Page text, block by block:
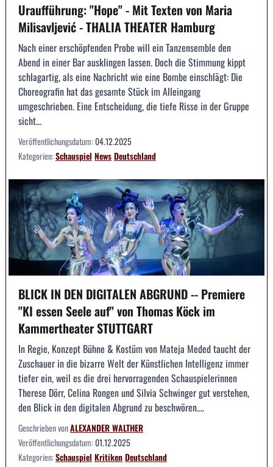
Uraufführung: "Hope" - Mit Texten von Maria
Milisavljević - THALIA THEATER Hamburg
Nach einer erschöpfenden Probe will ein Tanzensemble den
Abend in einer Bar ausklingen lassen. Doch die Stimmung kippt
schlagartig, als eine Nachricht wie eine Bombe einschlägt: Die
Choreografin hat das gesamte Stück im Alleingang
umgeschrieben. Eine Entscheidung, die tiefe Risse in der Gruppe
sicht...
Veröffentlichungsdatum:04.12.2025
Kategorien:Schauspiel NewsDeutschland
BLICK IN DEN DIGITALEN ABGRUND -- Premiere
"KI essen Seele auf" von Thomas Köck im
Kammertheater STUTTGART
In Regie, Konzept Bühne & Kostüm von Mateja Meded taucht der
Zuschauer in die bizarre Welt der Künstlichen Intelligenz immer
tiefer ein, weil es die drei hervorragenden Schauspielerinnen
Therese Dörr, Celina Rongen und Silvia Schwinger gut verstehen,
den Blick in den digitalen Abgrund zu beschwören....
Geschrieben vonALEXANDER WALTHER
Veröffentlichungsdatum:01.12.2025
Kategorien:Schauspiel KritikenDeutschland